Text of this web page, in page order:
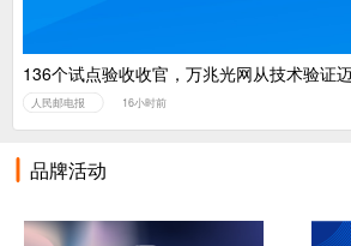
136个试点验收收官，万兆光网从技术验证
人民邮电报 16小时前
品牌活动